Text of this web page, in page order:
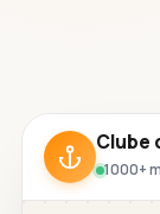
Clube
1000+